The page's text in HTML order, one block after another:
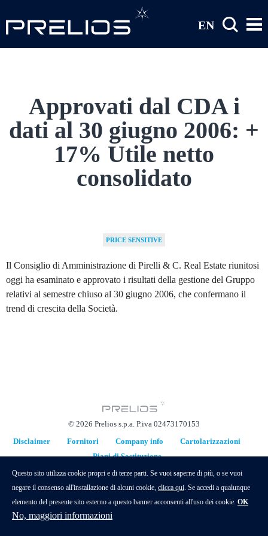
EN
Approvati dal CDA i
dati al 30 giugno 2006: +
17% Utile netto
consolidato
PRICE SENSITIVE
Il Consiglio di Amministrazione di Pirelli & C. Real Estate riunitosi
oggi ha esaminato e approvato i risultati della gestione del Gruppo
relativi al semestre chiuso al 30 giugno 2006, che confermano il
trend di crescita della Società.
© 2026 Prelios s.p.a. P.iva 02473170153
Disclaimer
Fornitori Company info
Cartolarizzazioni
Piani di Sostituzione
hidden
Questo sito utilizza cookie propri e di terze parti. Se vuoi saperne di più, o se vuoi
negare il consenso all'installazione di alcuni cookie, clicca qui. Se accedi a qualunque
elemento del presente sito esterno a questo banner acconsenti all'uso dei cookie. OK
No, maggiori informazioni